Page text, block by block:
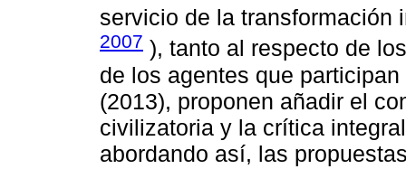
servicio de la
2007 ), tanto al respecto de
de los agentes que
(2013), proponen añadir el
civilizatoria y la crítica
abordando así, las